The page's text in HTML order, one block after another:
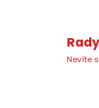
Nevíte